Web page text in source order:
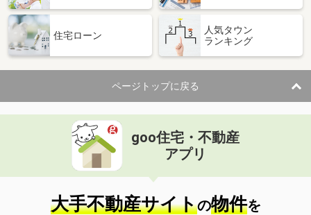
住宅ローン
人気タウン
ランキング
ページトップに戻る
goo住宅・不動産
アプリ
大手不動産サイトの物件を